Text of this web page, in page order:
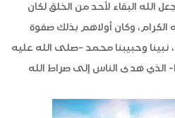
الله البقاء لأحد من الخلق لكان
وكان أولاهم بذلك صفوة
نبينا وحبيبنا محمد -صلى الله عليه
الذي هدى الناس إلى صراط الله